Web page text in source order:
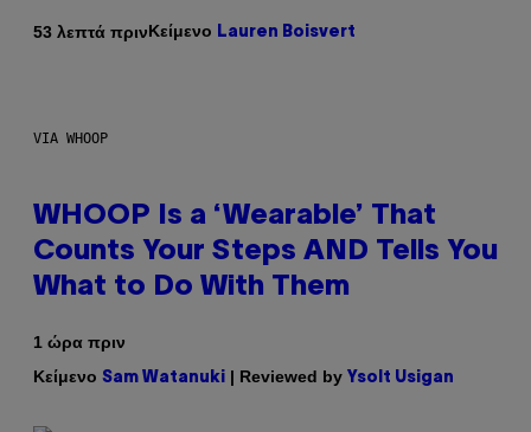
53 λεπτά πρινΚείμενο Lauren Boisvert
VIA WHOOP
WHOOP Is a ‘Wearable’ That
Counts Your Steps AND Tells You
What to Do With Them
1 ώρα πριν
Κείμενο Sam Watanuki | Reviewed by Ysolt Usigan